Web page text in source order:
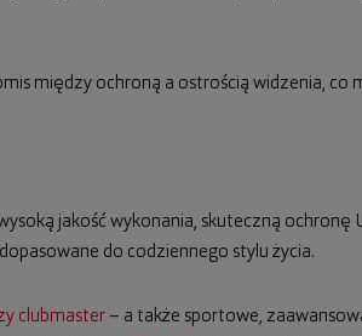
między ochroną a ostrością widzenia, co
jakość wykonania, skuteczną ochronę
do codziennego stylu życia.
clubmaster – a także sportowe,